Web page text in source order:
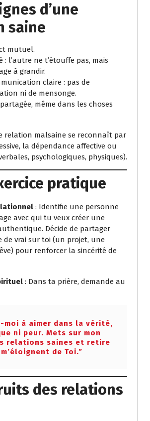
d’une
saine
mutuel.
: l’autre ne t’étouffe pas, mais
à grandir.
claire : pas de
ni de mensonge.
même dans les choses
relation malsaine se reconnaît par
la dépendance affective ou
psychologiques, physiques).
pratique
: Identifie une personne
avec qui tu veux créer une
Décide de partager
de vrai sur toi (un projet, une
pour renforcer la sincérité de
: Dans ta prière, demande au
moi à aimer dans la vérité,
ni peur. Mets sur mon
relations saines et retire
de Toi.”
des relations